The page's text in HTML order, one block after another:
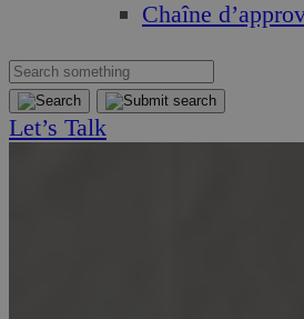
Chaîne
Let’s Talk